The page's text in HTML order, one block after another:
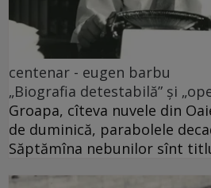
centenar - eugen barbu
„Biografia detestabilă” și
Groapa, cîteva nuvele din
de duminică, parabolele
Săptămîna nebunilor sînt